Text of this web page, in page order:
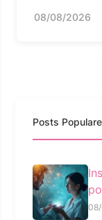
08/08/2026
Posts